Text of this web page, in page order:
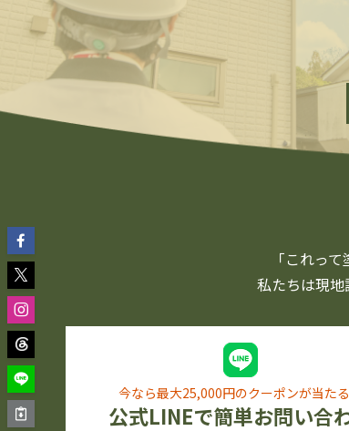
「これっ
私たちは現
今なら最大25,000円のクーポンが当たる
公式LINEで簡単お問い合